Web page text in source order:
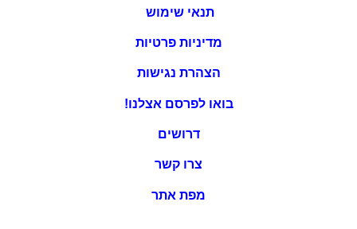
תנאי שימוש
מדיניות פרטיות
הצהרת נגישות
בואו לפרסם אצלנו!
דרושים
צרו קשר
מפת אתר